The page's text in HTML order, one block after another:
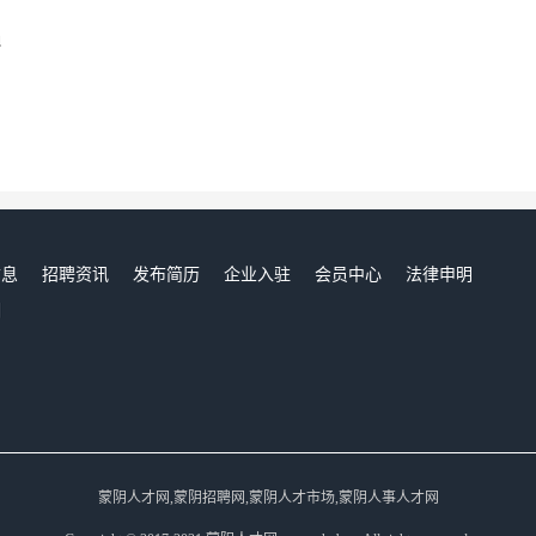
招聘资讯 发布简历 企业入驻 会员中心
法律申明
蒙阴人才网,蒙阴招聘网,蒙阴人才市场,蒙阴人事人才网